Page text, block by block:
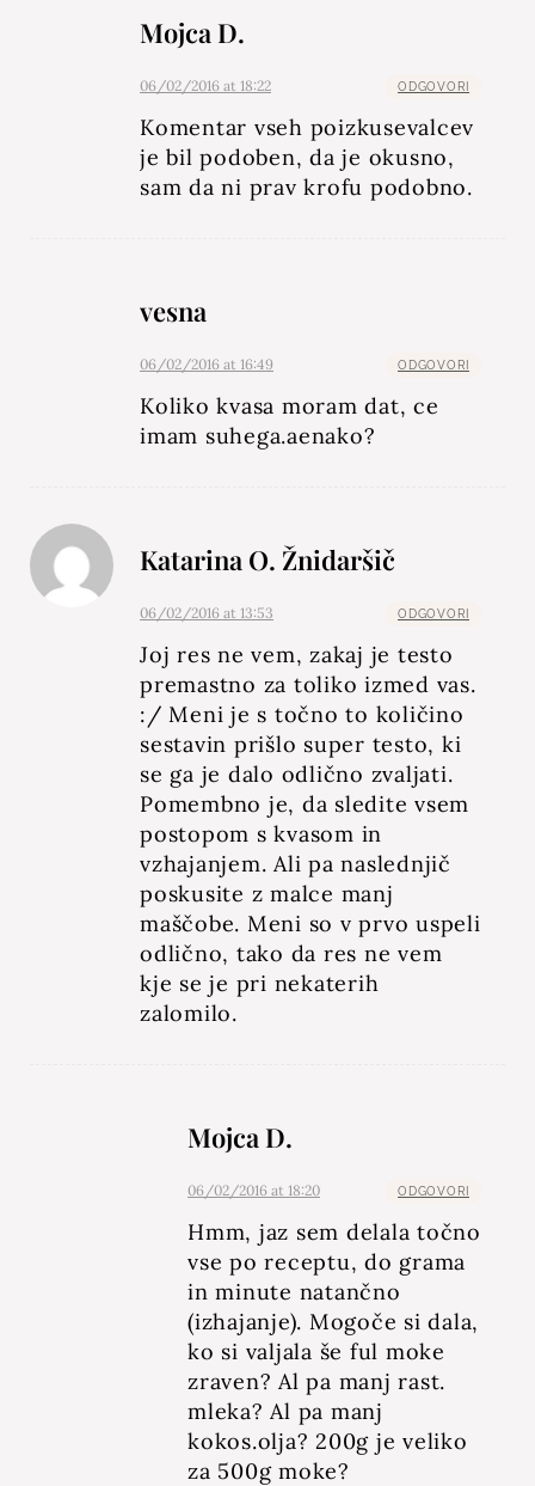
Mojca D.
06/02/2016 at 18:22 ODGOVORI
Komentar vseh poizkusevalcev
je bil podoben, da je okusno,
sam da ni prav krofu podobno.
vesna
06/02/2016 at 16:49 ODGOVORI
Koliko kvasa moram dat, ce
imam suhega.aenako?
Katarina O. Žnidaršič
06/02/2016 at 13:53 ODGOVORI
Joj res ne vem, zakaj je testo
premastno za toliko izmed vas.
:/ Meni je s točno to količino
sestavin prišlo super testo, ki
se ga je dalo odlično zvaljati.
Pomembno je, da sledite vsem
postopom s kvasom in
vzhajanjem. Ali pa naslednjič
poskusite z malce manj
maščobe. Meni so v prvo uspeli
odlično, tako da res ne vem
kje se je pri nekaterih
zalomilo.
Mojca D.
06/02/2016 at 18:20 ODGOVORI
Hmm, jaz sem delala točno
vse po receptu, do grama
in minute natančno
(izhajanje). Mogoče si dala,
ko si valjala še ful moke
zraven? Al pa manj rast.
mleka? Al pa manj
kokos.olja? 200g je veliko
za 500g moke?